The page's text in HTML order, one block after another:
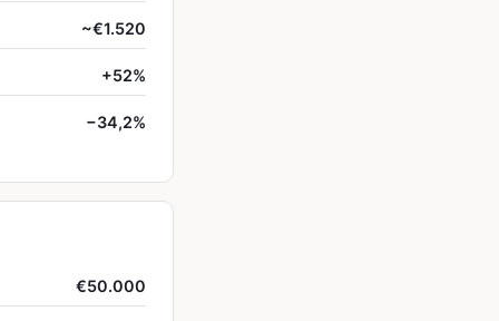
~€1.520
+52%
−34,2%
€50.000